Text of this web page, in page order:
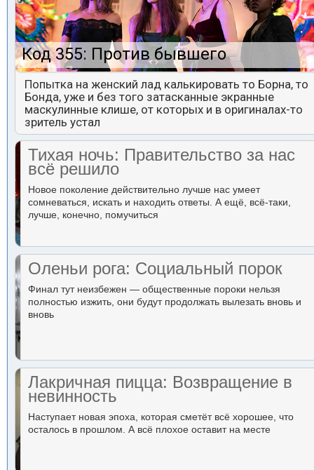
Код 355: Против бывшего
Попытка на женский лад калькировать то Борна, то
Бонда, уже и без того затасканные экранные
маскулинные клише, от которых и в оригиналах-то
зритель устал
Тихая ночь: Правительство за нас
всё решило
Новое поколение действительно лучше нас умеет
сомневаться, искать и находить ответы. А ещё, всё-таки,
лучше, конечно, помучиться
Оленьи рога: Социальный порок
Финал тут неизбежен — общественные пороки нельзя
полностью изжить, они будут продолжать вылезать вновь и
вновь
Лакричная пицца: Возвращение в
невинность
Наступает новая эпоха, которая сметёт всё хорошее, что
осталось в прошлом. А всё плохое оставит на месте